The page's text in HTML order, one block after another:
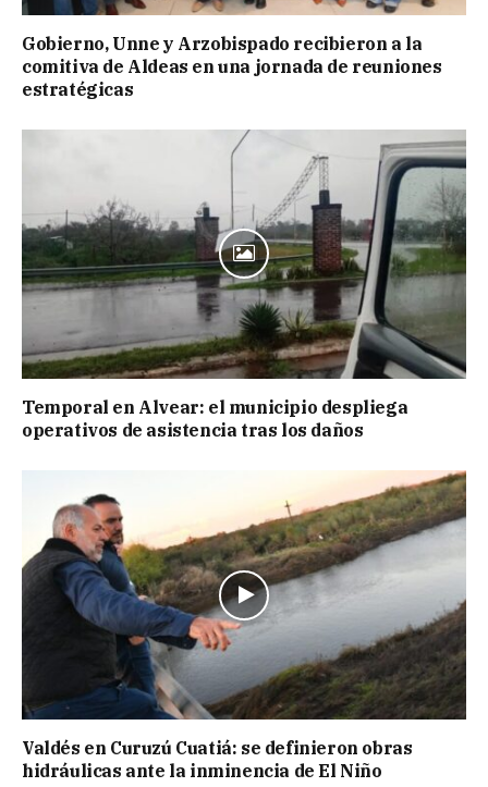
Gobierno, Unne y Arzobispado recibieron a la
comitiva de Aldeas en una jornada de reuniones
estratégicas
Temporal en Alvear: el municipio despliega
operativos de asistencia tras los daños
Valdés en Curuzú Cuatiá: se definieron obras
hidráulicas ante la inminencia de El Niño